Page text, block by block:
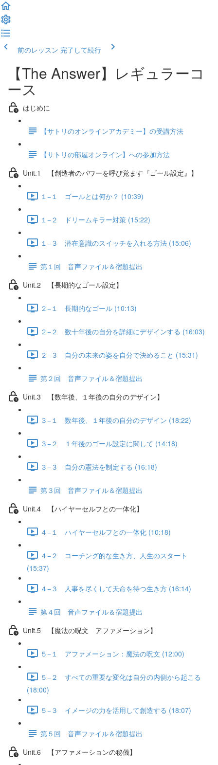
前のレッスン 完了して続行
【The Answer】レギュラーコ
ース
はじめに
【サトリのオンラインアカデミー】の受講方法
【サトリの部屋オンライン】への参加方法
Unit.1 【創造者のパワーを呼び覚ます『ゴール設定』】
１−１ ゴールとは何か？ (10:39)
１−２ ドリームキラー対策 (15:22)
１−３ 潜在意識のスイッチを入れる方法 (15:06)
第１回 音声ファイル＆宿題提出
Unit.2 【長期的なゴール設定】
２−１ 長期的なゴール (10:13)
２−２ 数十年後の自分を詳細にデザインする (16:03)
２−３ 自分の未来の姿を自分で決めること (15:31)
第２回 音声ファイル＆宿題提出
Unit.3 【数年後、１年後の自分のデザイン】
３−１ 数年後、１年後の自分のデザイン (18:22)
３−２ １年後のゴール設定に関して (14:18)
３−３ 自分の憲法を制定する (16:18)
第３回 音声ファイル＆宿題提出
Unit.4 【ハイヤーセルフとの一体化】
４−１ ハイヤーセルフとの一体化 (10:18)
４−２ コーチング的な生き方、人生のスタート
(15:37)
４−３ 人事を尽くして天命を待つ生き方 (16:14)
第４回 音声ファイル＆宿題提出
Unit.5 【魔法の呪文 アファメーション】
５−１ アファメーション：魔法の呪文 (12:00)
５−２ すべての重要な変化は自分の内側から起こる
(18:00)
５−３ イメージの力を活用して創造する (18:07)
第５回 音声ファイル＆宿題提出
Unit.6 【アファメーションの秘儀】